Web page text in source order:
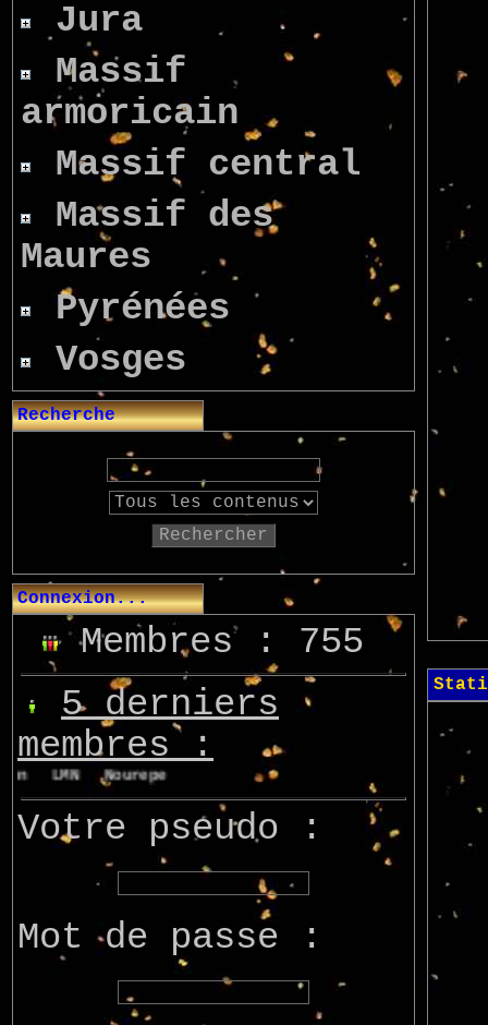
Jura
Massif
armoricain
Massif central
Massif des
Maures
Pyrénées
Vosges
Recherche
Rechercher
Connexion...
Membres : 755
5 derniers
membres :
LMN Nourepe Marcsupilami
Votre pseudo :
Mot de passe :